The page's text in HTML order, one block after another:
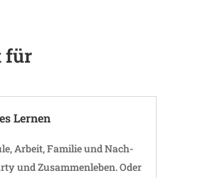
für
Lernen
Arbeit, Familie und Nach­
und Zusam­men­leben. Oder